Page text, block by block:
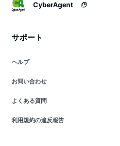
CyberAgent
サポート
ヘルプ
お問い合わせ
よくある質問
利用規約の違反報告